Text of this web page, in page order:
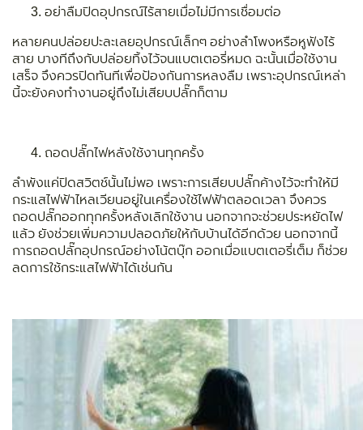
อย่าลืมปิดอุปกรณ์ไร้สายเมื่อไม่มีการเชื่อมต่อ
หลายคนปล่อยปะละเลยอุปกรณ์เล็กๆ อย่างลำโพงหรือหูฟังไร้
สาย บางทีถึงกับปล่อยทิ้งไว้จนแบตเตอรี่หมด ฉะนั้นเมื่อใช้งาน
เสร็จ จึงควรปิดทันทีเพื่อป้องกันการหลงลืม เพราะอุปกรณ์เหล่า
นี้จะยังคงทำงานอยู่ถึงไม่เสียบปลั๊กก็ตาม
ถอดปลั๊กไฟหลังใช้งานทุกครั้ง
ลำพังแค่ปิดสวิตช์นั้นไม่พอ เพราะการเสียบปลั๊กค้างไว้จะทำให้มี
กระแสไฟฟ้าไหลเวียนอยู่ในเครื่องใช้ไฟฟ้าตลอดเวลา จึงควร
ถอดปลั๊กออกทุกครั้งหลังเลิกใช้งาน นอกจากจะช่วยประหยัดไฟ
แล้ว ยังช่วยเพิ่มความปลอดภัยให้กับบ้านได้อีกด้วย นอกจากนี้
การถอดปลั๊กอุปกรณ์อย่างโน้ตบุ๊ก ออกเมื่อแบตเตอรี่เต็ม ก็ช่วย
ลดการใช้กระแสไฟฟ้าได้เช่นกัน